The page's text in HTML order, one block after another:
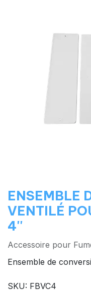
ENSEMBLE
VENTILÉ
4''
Accessoire pour
Ensemble de
SKU: FBVC4